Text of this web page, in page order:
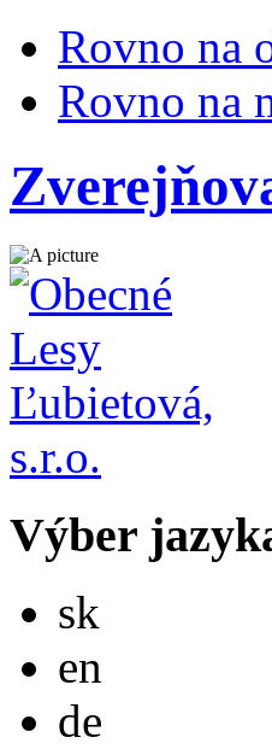
Rovno na
Rovno na
Výber
sk
en
de